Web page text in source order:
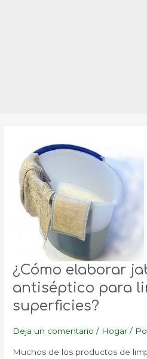
¿Cómo elaborar
antiséptico para
superficies?
Deja un comentario / Hogar /
Muchos de los productos de